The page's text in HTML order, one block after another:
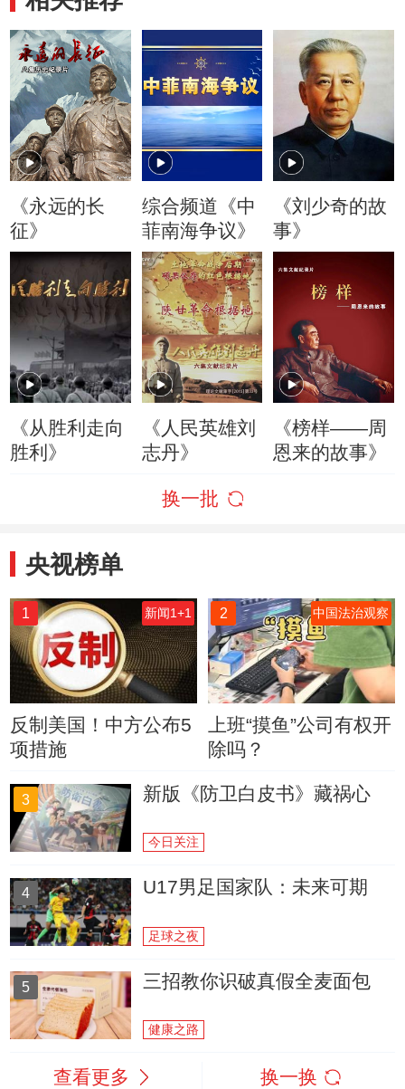
《永远的长
征》
综合频道《中
菲南海争议》
《刘少奇的故
事》
《从胜利走向
胜利》
《人民英雄刘
志丹》
《榜样——周
恩来的故事》
换一批
央视榜单
1 新闻1+1
反制美国！中方公布5
项措施
2 中国法治观察
上班“摸鱼”公司有权开
除吗？
3 新版《防卫白皮书》藏祸心
今日关注
4 U17男足国家队：未来可期
足球之夜
5 三招教你识破真假全麦面包
健康之路
查看更多 换一换